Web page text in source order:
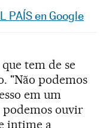
Sociales
PAÍS en Google
tem de se
"Não podemos
em um
podemos ouvir
intime a